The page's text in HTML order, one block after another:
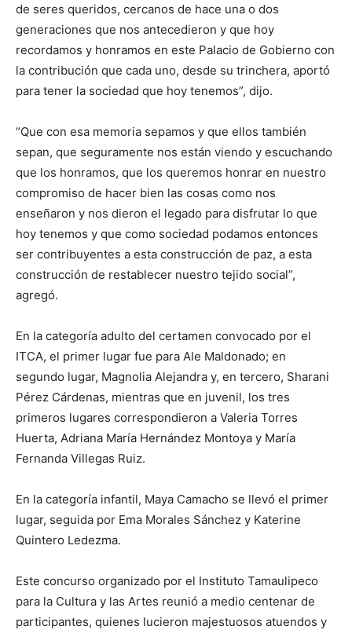
de seres queridos, cercanos de hace una o dos
generaciones que nos antecedieron y que hoy
recordamos y honramos en este Palacio de Gobierno con
la contribución que cada uno, desde su trinchera, aportó
para tener la sociedad que hoy tenemos”, dijo.
“Que con esa memoria sepamos y que ellos también
sepan, que seguramente nos están viendo y escuchando
que los honramos, que los queremos honrar en nuestro
compromiso de hacer bien las cosas como nos
enseñaron y nos dieron el legado para disfrutar lo que
hoy tenemos y que como sociedad podamos entonces
ser contribuyentes a esta construcción de paz, a esta
construcción de restablecer nuestro tejido social”,
agregó.
En la categoría adulto del certamen convocado por el
ITCA, el primer lugar fue para Ale Maldonado; en
segundo lugar, Magnolia Alejandra y, en tercero, Sharani
Pérez Cárdenas, mientras que en juvenil, los tres
primeros lugares correspondieron a Valeria Torres
Huerta, Adriana María Hernández Montoya y María
Fernanda Villegas Ruiz.
En la categoría infantil, Maya Camacho se llevó el primer
lugar, seguida por Ema Morales Sánchez y Katerine
Quintero Ledezma.
Este concurso organizado por el Instituto Tamaulipeco
para la Cultura y las Artes reunió a medio centenar de
participantes, quienes lucieron majestuosos atuendos y